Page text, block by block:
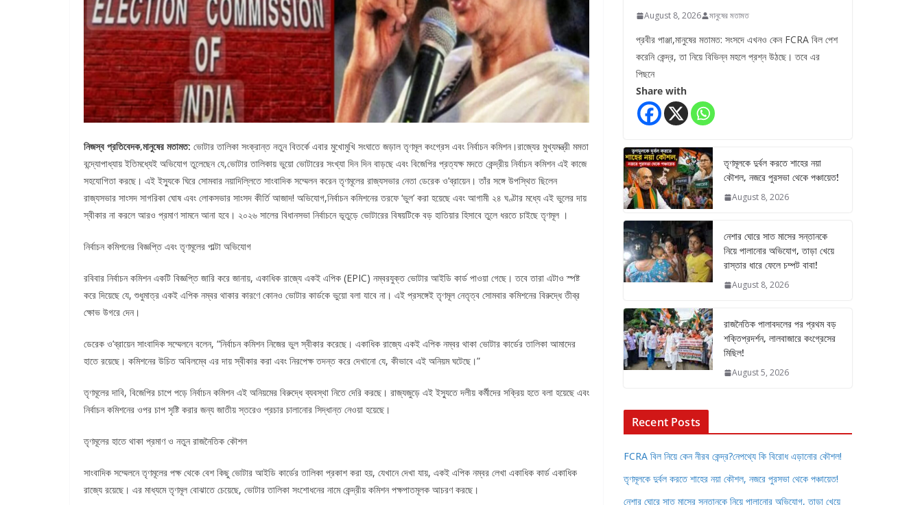
নিজস্ব প্রতিবেদক,মানুষের মতামত: ভোটার তালিকা সংক্রান্ত নতুন বিতর্কে এবার মুখোমুখি সংঘাতে জড়াল তৃণমূল কংগ্রেস এবং নির্বাচন কমিশন।রাজ্যের মুখ্যমন্ত্রী মমতা
বন্দ্যোপাধ্যায় ইতিমধ্যেই অভিযোগ তুলেছেন যে,ভোটার তালিকায় ভুয়ো ভোটারের সংখ্যা দিন দিন বাড়ছে এবং বিজেপির প্রত্যক্ষ মদতে কেন্দ্রীয় নির্বাচন কমিশন এই কাজে
সহযোগিতা করছে। এই ইস্যুকে ঘিরে সোমবার নয়াদিল্লিতে সাংবাদিক সম্মেলন করেন তৃণমূলের রাজ্যসভার নেতা ডেরেক ও’ব্রায়েন। তাঁর সঙ্গে উপস্থিত ছিলেন
রাজ্যসভার সাংসদ সাগরিকা ঘোষ এবং লোকসভার সাংসদ কীর্তি আজাদ! অভিযোগ,নির্বাচন কমিশনের তরফে ‘ভুল’ করা হয়েছে এবং আগামী ২৪ ঘণ্টার মধ্যে এই ভুলের দায়
স্বীকার না করলে আরও প্রমাণ সামনে আনা হবে। ২০২৬ সালের বিধানসভা নির্বাচনে ভূতুড়ে ভোটারের বিষয়টিকে বড় হাতিয়ার হিসাবে তুলে ধরতে চাইছে তৃণমূল ।
নির্বাচন কমিশনের বিজ্ঞপ্তি এবং তৃণমূলের পাল্টা অভিযোগ
রবিবার নির্বাচন কমিশন একটি বিজ্ঞপ্তি জারি করে জানায়, একাধিক রাজ্যে একই এপিক (EPIC) নম্বরযুক্ত ভোটার আইডি কার্ড পাওয়া গেছে। তবে তারা এটাও স্পষ্ট
করে দিয়েছে যে, শুধুমাত্র একই এপিক নম্বর থাকার কারণে কোনও ভোটার কার্ডকে ভুয়ো বলা যাবে না। এই প্রসঙ্গেই তৃণমূল নেতৃত্ব সোমবার কমিশনের বিরুদ্ধে তীব্র
ক্ষোভ উগরে দেন।
ডেরেক ও’ব্রায়েন সাংবাদিক সম্মেলনে বলেন, “নির্বাচন কমিশন নিজের ভুল স্বীকার করেছে। একাধিক রাজ্যে একই এপিক নম্বর থাকা ভোটার কার্ডের তালিকা আমাদের
হাতে রয়েছে। কমিশনের উচিত অবিলম্বে এর দায় স্বীকার করা এবং নিরপেক্ষ তদন্ত করে দেখানো যে, কীভাবে এই অনিয়ম ঘটেছে।”
তৃণমূলের দাবি, বিজেপির চাপে পড়ে নির্বাচন কমিশন এই অনিয়মের বিরুদ্ধে ব্যবস্থা নিতে দেরি করছে। রাজ্যজুড়ে এই ইস্যুতে দলীয় কর্মীদের সক্রিয় হতে বলা হয়েছে এবং
নির্বাচন কমিশনের ওপর চাপ সৃষ্টি করার জন্য জাতীয় স্তরেও প্রচার চালানোর সিদ্ধান্ত নেওয়া হয়েছে।
তৃণমূলের হাতে থাকা প্রমাণ ও নতুন রাজনৈতিক কৌশল
সাংবাদিক সম্মেলনে তৃণমূলের পক্ষ থেকে বেশ কিছু ভোটার আইডি কার্ডের তালিকা প্রকাশ করা হয়, যেখানে দেখা যায়, একই এপিক নম্বর লেখা একাধিক কার্ড একাধিক
রাজ্যে রয়েছে। এর মাধ্যমে তৃণমূল বোঝাতে চেয়েছে, ভোটার তালিকা সংশোধনের নামে কেন্দ্রীয় কমিশন পক্ষপাতমূলক আচরণ করছে।
August 8, 2026 মানুষের মতামত
প্রবীর পাঞ্জা,মানুষের মতামত: সংসদে এখনও কেন FCRA বিল পেশ
করেনি কেন্দ্র, তা নিয়ে বিভিন্ন মহলে প্রশ্ন উঠছে। তবে এর
পিছনে
Share with
তৃণমূলকে দুর্বল করতে শাহের নয়া
কৌশল, নজরে পুরসভা থেকে পঞ্চায়েত!
August 8, 2026
নেশার ঘোরে সাত মাসের সন্তানকে
নিয়ে পালানোর অভিযোগ, তাড়া খেয়ে
রাস্তার ধারে ফেলে চম্পট বাবা!
August 8, 2026
রাজনৈতিক পালাবদলের পর প্রথম বড়
শক্তিপ্রদর্শন, লালবাজারে কংগ্রেসের
মিছিল!
August 5, 2026
Recent Posts
FCRA বিল নিয়ে কেন নীরব কেন্দ্র?নেপথ্যে কি বিরোধ এড়ানোর কৌশল!
তৃণমূলকে দুর্বল করতে শাহের নয়া কৌশল, নজরে পুরসভা থেকে পঞ্চায়েত!
নেশার ঘোরে সাত মাসের সন্তানকে নিয়ে পালানোর অভিযোগ, তাড়া খেয়ে